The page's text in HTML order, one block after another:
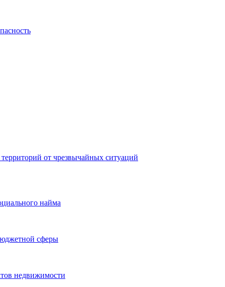
от чрезвычайных ситуаций
найма
сферы
недвижимости